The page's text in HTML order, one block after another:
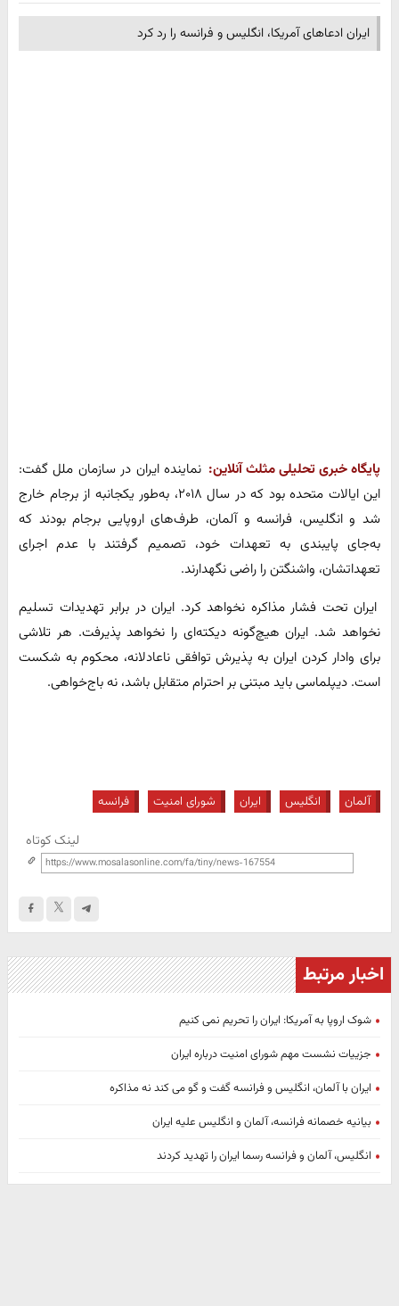
ایران ادعاهای آمریکا،‌ انگلیس و فرانسه را رد کرد
پایگاه خبری تحلیلی مثلث آنلاین: نماینده ایران در سازمان ملل گفت:
این ایالات متحده بود که در سال ۲۰۱۸، به‌طور یکجانبه از برجام خارج
شد و انگلیس، فرانسه و آلمان، طرف‌های اروپایی برجام بودند که
به‌جای پایبندی به تعهدات خود، تصمیم گرفتند با عدم اجرای
تعهداتشان، واشنگتن را راضی نگهدارند.
ایران تحت فشار مذاکره نخواهد کرد. ایران در برابر تهدیدات تسلیم
نخواهد شد. ایران هیچ‌گونه دیکته‌ای را نخواهد پذیرفت. هر تلاشی
برای وادار کردن ایران به پذیرش توافقی ناعادلانه، محکوم به شکست
است. دیپلماسی باید مبتنی بر احترام متقابل باشد، نه باج‌خواهی.
آلمان انگلیس ایران شورای امنیت فرانسه
لینک کوتاه
اخبار مرتبط
شوک اروپا به آمریکا: ایران را تحریم نمی کنیم
جزییات نشست مهم شورای امنیت درباره ایران
ایران با آلمان، انگلیس و فرانسه گفت و گو می کند نه مذاکره
بیانیه‌ خصمانه فرانسه، آلمان و انگلیس علیه ایران
انگلیس، آلمان و فرانسه رسما ایران را تهدید کردند